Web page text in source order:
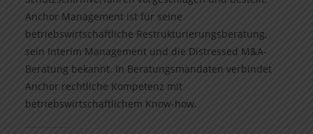
Anchor Management ist für seine
betriebswirtschaftliche Restrukturierungsberatung,
sein Interim Management und die Distressed M&A-
Beratung bekannt. In Beratungsmandaten verbindet
Anchor rechtliche Kompetenz mit
betriebswirtschaftlichem Know-how.